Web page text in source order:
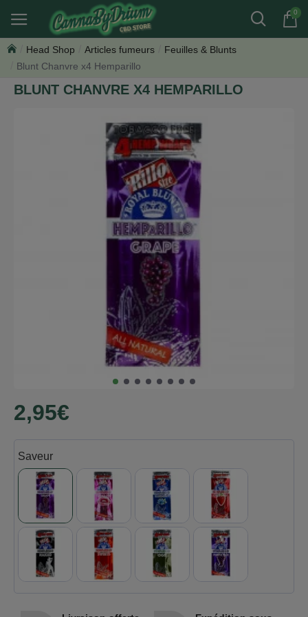
0
Head Shop Articles fumeurs
Feuilles & Blunts
Blunt Chanvre x4 Hemparillo
BLUNT CHANVRE X4 HEMPARILLO
2,95€
Saveur